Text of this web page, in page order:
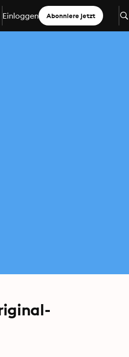
Einloggen Abonniere jetzt